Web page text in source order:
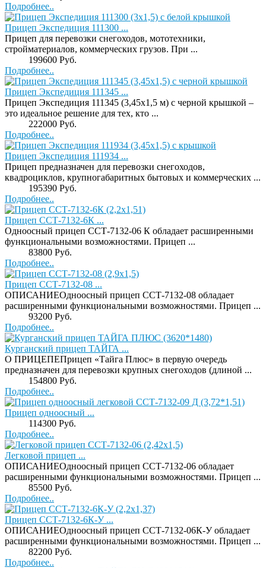
Подробнее..
Прицеп Экспедиция 111300 ...
Прицеп для перевозки снегоходов, мототехники,
стройматериалов, коммерческих грузов. При ...
199600 Руб.
Подробнее..
Прицеп Экспедиция 111345 ...
Прицеп Экспедиция 111345 (3,45х1,5 м) с черной крышкой –
это идеальное решение для тех, кто ...
222000 Руб.
Подробнее..
Прицеп Экспедиция 111934 ...
Прицеп предназначен для перевозки снегоходов,
квадроциклов, крупногабаритных бытовых и коммерческих ...
195390 Руб.
Подробнее..
Прицеп ССТ-7132-6К ...
Одноосный прицеп ССТ-7132-06 К обладает расширенными
функциональными возможностями. Прицеп ...
83800 Руб.
Подробнее..
Прицеп ССТ-7132-08 ...
ОПИСАНИЕОдноосный прицеп ССТ-7132-08 обладает
расширенными функциональными возможностями. Прицеп ...
93200 Руб.
Подробнее..
Курганский прицеп ТАЙГА ...
О ПРИЦЕПЕПрицеп «Тайга Плюс» в первую очередь
предназначен для перевозки крупных снегоходов (длиной ...
154800 Руб.
Подробнее..
Прицеп одноосный ...
114300 Руб.
Подробнее..
Легковой прицеп ...
ОПИСАНИЕОдноосный прицеп ССТ-7132-06 обладает
расширенными функциональными возможностями. Прицеп ...
85500 Руб.
Подробнее..
Прицеп ССТ-7132-6К-У ...
ОПИСАНИЕОдноосный прицеп ССТ-7132-06К-У обладает
расширенными функциональными возможностями. Прицеп ...
82200 Руб.
Подробнее..